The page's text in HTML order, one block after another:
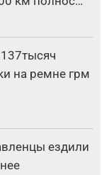
на ремне грм
ездили